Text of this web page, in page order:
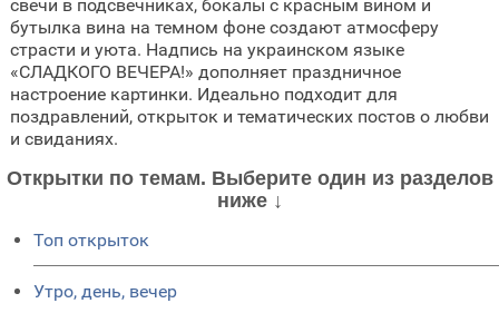
свечи в подсвечниках, бокалы с красным вином и
бутылка вина на темном фоне создают атмосферу
страсти и уюта. Надпись на украинском языке
«СЛАДКOГО ВЕЧЕРА!» дополняет праздничное
настроение картинки. Идеально подходит для
поздравлений, открыток и тематических постов о любви
и свиданиях.
Открытки по темам. Выберите один из разделов
ниже ↓
Топ открыток
Утро, день, вечер